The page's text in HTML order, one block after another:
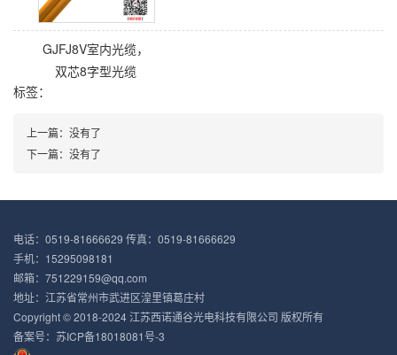
GJFJ8V室内光缆，
双芯8字型光缆
标签：
上一篇： 没有了
下一篇： 没有了
电话：0519-81666629 传真：0519-81666629
手机：15295098181
邮箱：751229159@qq.com
地址：江苏省常州市武进区湟里镇葛庄村
Copyright © 2018-2024 江苏西诺通谷光电科技有限公司 版权所有
备案号： 苏ICP备18018081号-3